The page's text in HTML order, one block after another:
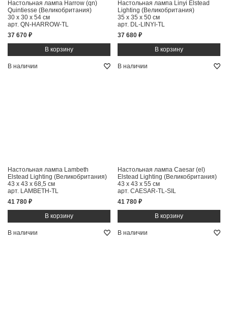
Настольная лампа Harrow (qn)
Quintiesse (Великобритания)
30 x 30 x 54 см
арт. QN-HARROW-TL
37 670 ₽
Настольная лампа Linyi Elstead
Lighting (Великобритания)
35 x 35 x 50 см
арт. DL-LINYI-TL
37 680 ₽
В наличии
Настольная лампа Lambeth
Elstead Lighting (Великобритания)
43 x 43 x 68,5 см
арт. LAMBETH-TL
41 780 ₽
В наличии
Настольная лампа Caesar (el)
Elstead Lighting (Великобритания)
43 x 43 x 55 см
арт. CAESAR-TL-SIL
41 780 ₽
В наличии В наличии